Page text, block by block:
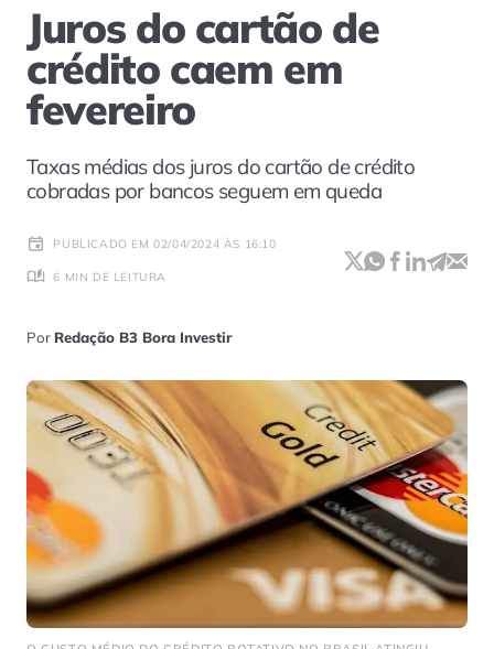
Juros do cartão de
crédito caem em
fevereiro
Taxas médias dos juros do cartão de crédito
cobradas por bancos seguem em queda
PUBLICADO EM 02/04/2024 ÀS 16:10
6 MIN DE LEITURA
Por Redação B3 Bora Investir